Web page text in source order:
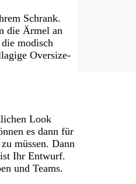
Schrank.
die Ärmel an
modisch
Oversize-
Look
es dann für
müssen. Dann
Ihr Entwurf.
und Teams.